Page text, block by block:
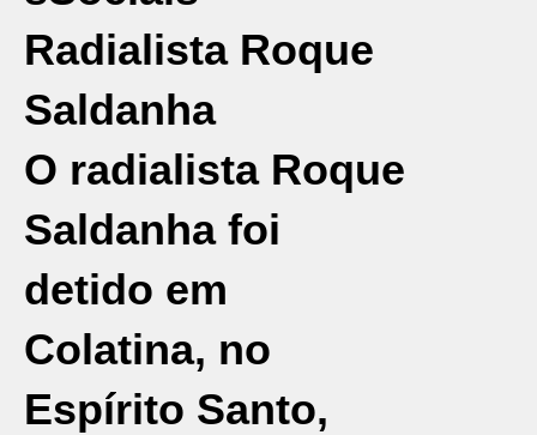
Radialista Roque
Saldanha
O radialista Roque
Saldanha foi
detido em
Colatina, no
Espírito Santo,